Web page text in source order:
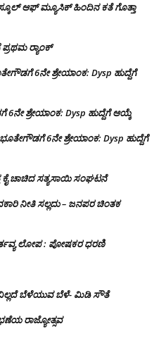
ಆಫ್ ಮ್ಯೂಸಿಕ್ ಹಿಂದಿನ ಕತೆ ಗೊತ್ತಾ
ರ‌್ಯಾಂಕ್
6ನೇ ಶ್ರೇಯಾಂಕ: Dysp ಹುದ್ದೆಗೆ
ಶ್ರೇಯಾಂಕ: Dysp ಹುದ್ದೆಗೆ ಆಯ್ಕೆ
6ನೇ ಶ್ರೇಯಾಂಕ: Dysp ಹುದ್ದೆಗೆ
ಕೈ ಚಾಚಿದ ಸತ್ಯಸಾಯಿ ಸಂಘಟನೆ
ನೀತಿ ಸಲ್ಲದು – ಜನಪರ ಚಿಂತಕ
ಲೋಪ : ಪೋಷಕರ ಧರಣಿ
ಬೆಳೆಯುವ ಬೆಳೆ- ಮಿಡಿ ಸೌತೆ
ರಾಜ್ಯೋತ್ಸವ